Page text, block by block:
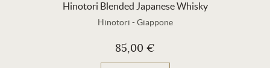
Hinotori Blended Japanese Whisky
Hinotori -Giappone
85,00 €